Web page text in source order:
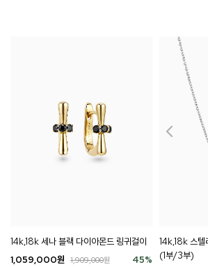
14k,18k 세나 블랙 다이아몬드 링귀걸이
45%
1,059,000원 1,909,000원
14k,18k 스텔
(1부/3부)